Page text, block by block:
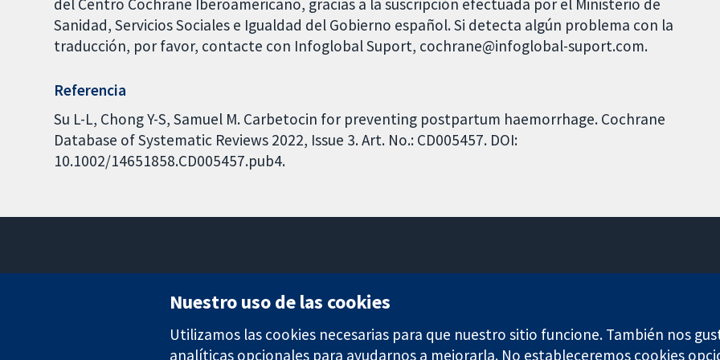
del Centro Cochrane Iberoamericano, gracias a la suscripción efectuada por el Ministerio de
Sanidad, Servicios Sociales e Igualdad del Gobierno español. Si detecta algún problema con la
traducción, por favor, contacte con Infoglobal Suport, cochrane@infoglobal-suport.com.
Referencia
Su L-L, Chong Y-S, Samuel M. Carbetocin for preventing postpartum haemorrhage. Cochrane
Database of Systematic Reviews 2022, Issue 3. Art. No.: CD005457. DOI:
10.1002/14651858.CD005457.pub4.
Londres
Reino Unido
Nuestro uso de las cookies
Utilizamos las cookies necesarias para que nuestro sitio funcione. También nos
analíticas opcionales para ayudarnos a mejorarla. No estableceremos cookies